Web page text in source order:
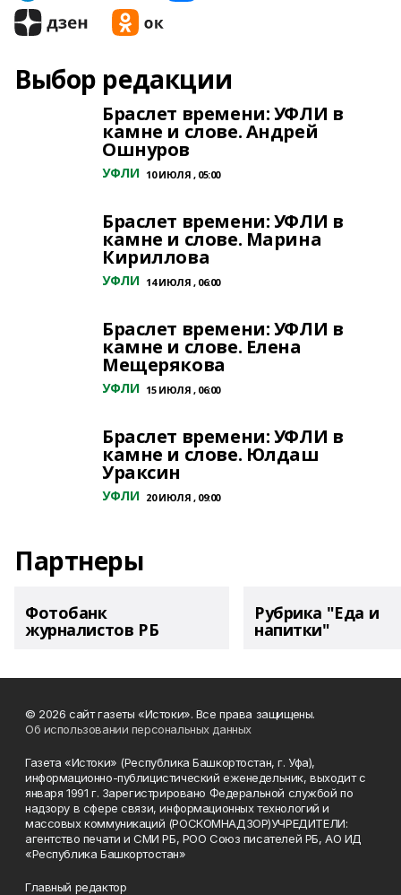
Выбор редакции
Браслет времени: УФЛИ в
камне и слове. Андрей
Ошнуров
УФЛИ 10 ИЮЛЯ , 05:00
Браслет времени: УФЛИ в
камне и слове. Марина
Кириллова
УФЛИ 14 ИЮЛЯ , 06:00
Браслет времени: УФЛИ в
камне и слове. Елена
Мещерякова
УФЛИ 15 ИЮЛЯ , 06:00
Браслет времени: УФЛИ в
камне и слове. Юлдаш
Ураксин
УФЛИ 20 ИЮЛЯ , 09:00
Партнеры
Фотобанк
журналистов РБ
Рубрика "Еда и
напитки"
© 2026 сайт газеты «Истоки». Все права защищены.
Об использовании персональных данных
Газета «Истоки» (Республика Башкортостан, г. Уфа),
информационно-публицистический еженедельник, выходит с
января 1991 г. Зарегистрировано Федеральной службой по
надзору в сфере связи, информационных технологий и
массовых коммуникаций (РОСКОМНАДЗОР)УЧРЕДИТЕЛИ:
агентство печати и СМИ РБ, РОО Союз писателей РБ, АО ИД
«Республика Башкортостан»
Главный редактор